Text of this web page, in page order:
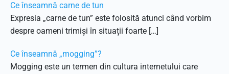
Ce înseamnă carne de tun
Expresia „carne de tun” este folosită atunci când vorbim
despre oameni trimiși în situații foarte […]
Ce înseamnă „mogging”?
Mogging este un termen din cultura internetului care